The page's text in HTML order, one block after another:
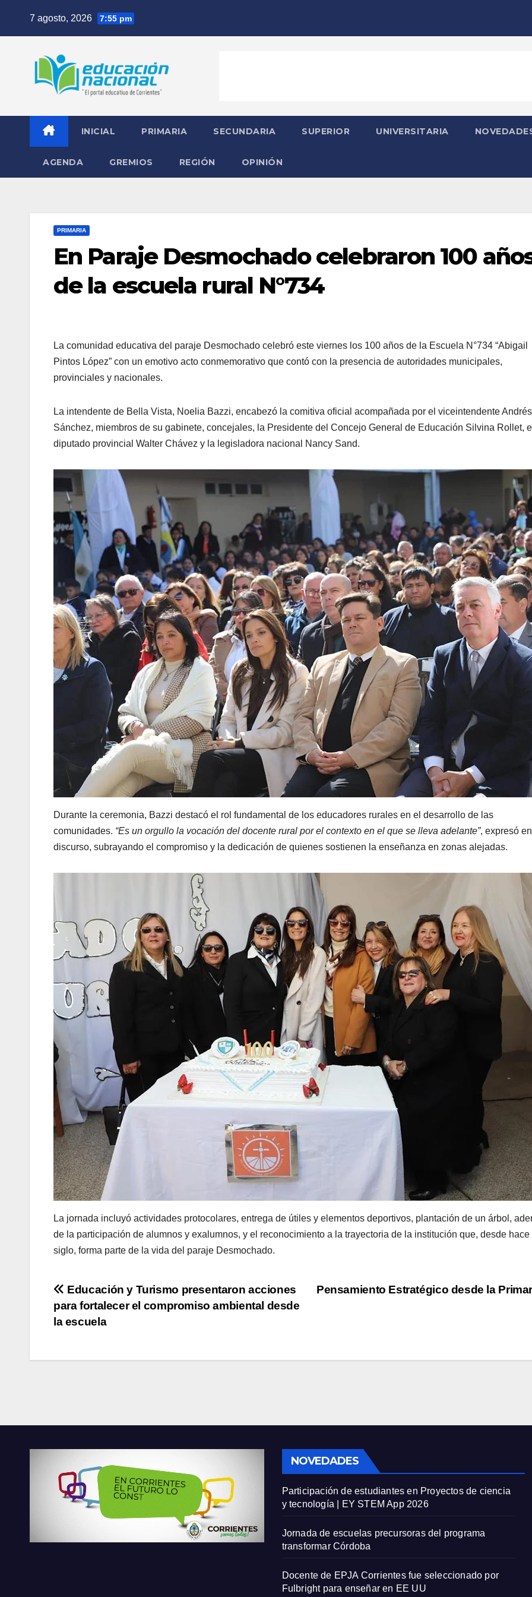
7 agosto, 2026 7:55 pm
INICIAL PRIMARIA SECUNDARIA SUPERIOR UNIVERSITARIA
AGENDA GREMIOS REGIÓN OPINIÓN
PRIMARIA
En Paraje Desmochado celebraron 100
de la escuela rural N°734
La comunidad educativa del paraje Desmochado celebró este viernes los 100 años de la Escuela N°734 “Abigail
Pintos López” con un emotivo acto conmemorativo que contó con la presencia de autoridades municipales,
provinciales y nacionales.
La intendente de Bella Vista, Noelia Bazzi, encabezó la comitiva oficial acompañada por el viceintendente Andrés
Sánchez, miembros de su gabinete, concejales, la Presidente del Concejo General de Educación Silvina Rollet,
diputado provincial Walter Chávez y la legisladora nacional Nancy Sand.
Durante la ceremonia, Bazzi destacó el rol fundamental de los educadores rurales en el desarrollo de las
comunidades. “Es un orgullo la vocación del docente rural por el contexto en el que se lleva adelante”, expresó
discurso, subrayando el compromiso y la dedicación de quienes sostienen la enseñanza en zonas alejadas.
La jornada incluyó actividades protocolares, entrega de útiles y elementos deportivos, plantación de un árbol,
de la participación de alumnos y exalumnos, y el reconocimiento a la trayectoria de la institución que, desde hace
siglo, forma parte de la vida del paraje Desmochado.
Navegación
de
Pensamiento Estratégico desde la
Educación y Turismo presentaron acciones
para fortalecer el compromiso ambiental desde
la escuela
NOVEDADES
Participación de estudiantes en Proyectos de ciencia
y tecnología | EY STEM App 2026
Jornada de escuelas precursoras del programa
transformar Córdoba
Docente de EPJA Corrientes fue seleccionado por
Fulbright para enseñar en EE UU